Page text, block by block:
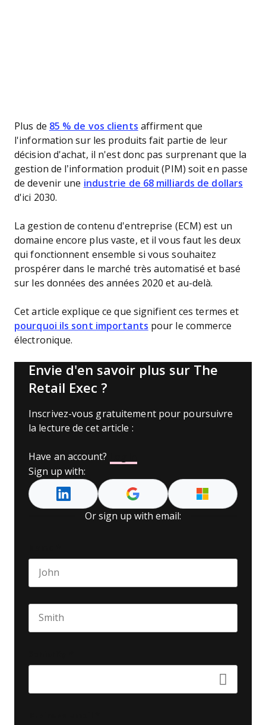
Plus de 85 % de vos clients affirment que
l'information sur les produits fait partie de leur
décision d'achat, il n'est donc pas surprenant que la
gestion de l’information produit (PIM) soit en passe
de devenir une industrie de 68 milliards de dollars
d'ici 2030.
La gestion de contenu d'entreprise (ECM) est un
domaine encore plus vaste, et il vous faut les deux
qui fonctionnent ensemble si vous souhaitez
prospérer dans le marché très automatisé et basé
sur les données des années 2020 et au-delà.
Cet article explique ce que signifient ces termes et
pourquoi ils sont importants pour le commerce
électronique.
Envie d'en savoir plus sur The
Retail Exec ?
Inscrivez-vous gratuitement pour poursuivre
la lecture de cet article :
Have an account?
Sign up with:
Or sign up with email: